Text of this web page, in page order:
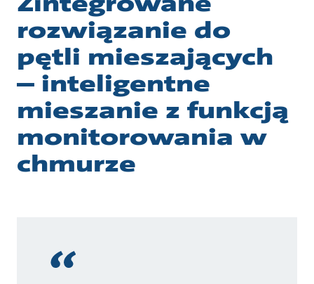
rozwiązanie do
pętli mieszających
– inteligentne
mieszanie z funkcją
monitorowania w
chmurze